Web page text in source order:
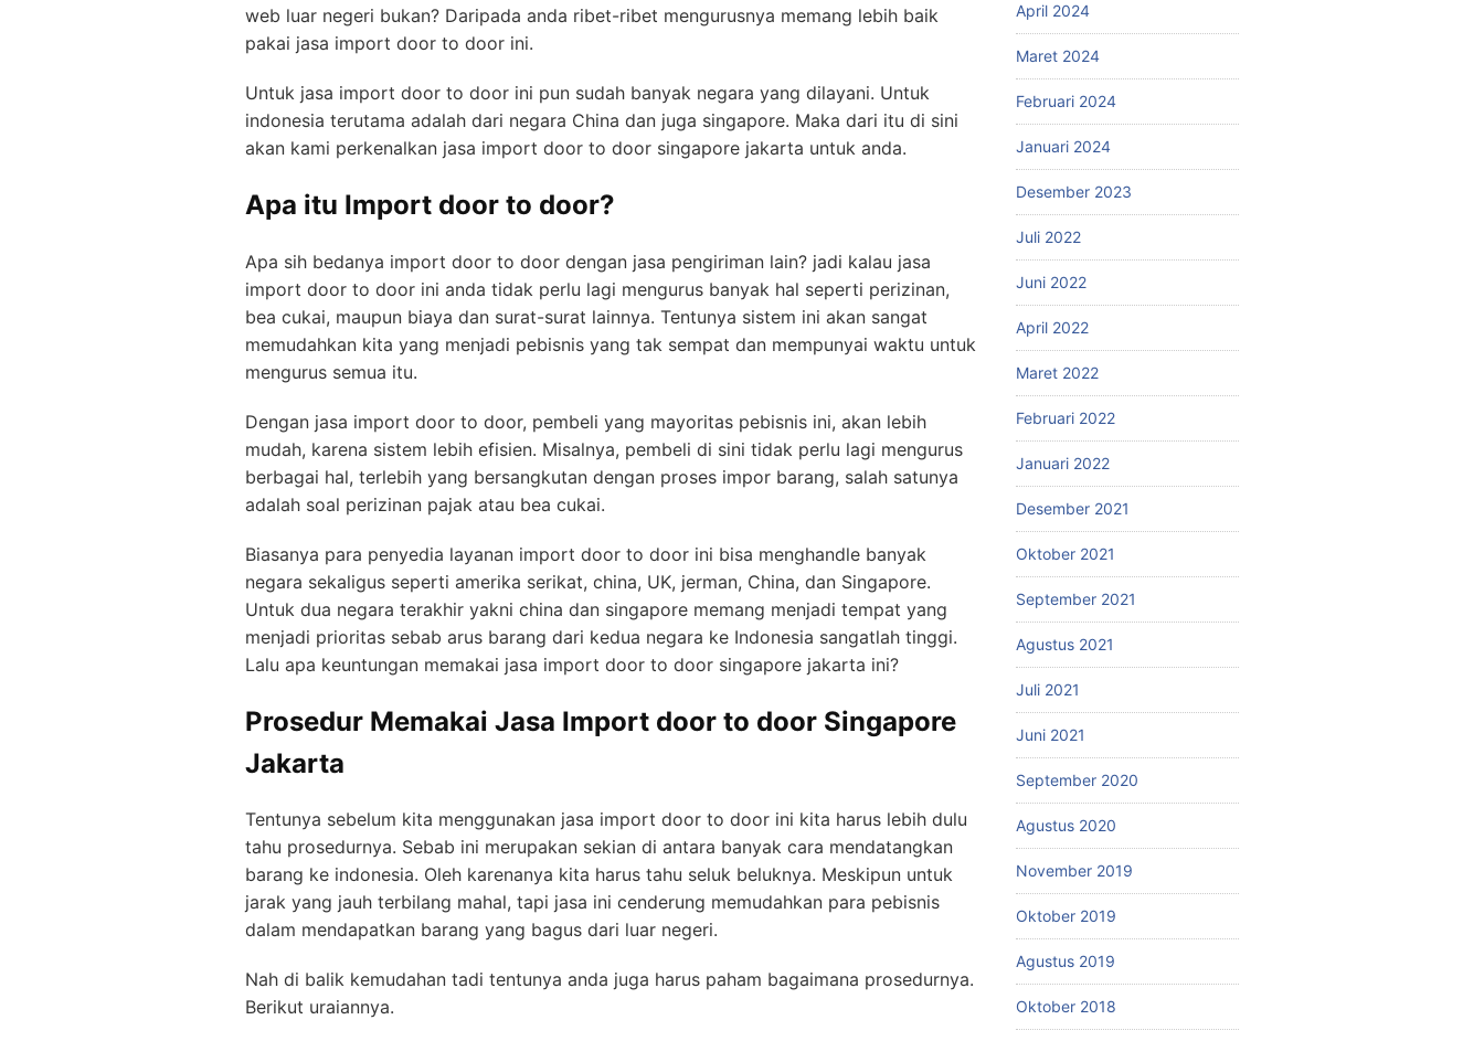
web luar negeri bukan? Daripada anda ribet-ribet mengurusnya memang lebih baik
pakai jasa import door to door ini.
Untuk jasa import door to door ini pun sudah banyak negara yang dilayani. Untuk
indonesia terutama adalah dari negara China dan juga singapore. Maka dari itu di sini
akan kami perkenalkan jasa import door to door singapore jakarta untuk anda.
Apa itu Import door to door?
Apa sih bedanya import door to door dengan jasa pengiriman lain? jadi kalau jasa
import door to door ini anda tidak perlu lagi mengurus banyak hal seperti perizinan,
bea cukai, maupun biaya dan surat-surat lainnya. Tentunya sistem ini akan sangat
memudahkan kita yang menjadi pebisnis yang tak sempat dan mempunyai waktu untuk
mengurus semua itu.
Dengan jasa import door to door, pembeli yang mayoritas pebisnis ini, akan lebih
mudah, karena sistem lebih efisien. Misalnya, pembeli di sini tidak perlu lagi mengurus
berbagai hal, terlebih yang bersangkutan dengan proses impor barang, salah satunya
adalah soal perizinan pajak atau bea cukai.
Biasanya para penyedia layanan import door to door ini bisa menghandle banyak
negara sekaligus seperti amerika serikat, china, UK, jerman, China, dan Singapore.
Untuk dua negara terakhir yakni china dan singapore memang menjadi tempat yang
menjadi prioritas sebab arus barang dari kedua negara ke Indonesia sangatlah tinggi.
Lalu apa keuntungan memakai jasa import door to door singapore jakarta ini?
Prosedur Memakai Jasa Import door to door Singapore
Jakarta
Tentunya sebelum kita menggunakan jasa import door to door ini kita harus lebih dulu
tahu prosedurnya. Sebab ini merupakan sekian di antara banyak cara mendatangkan
barang ke indonesia. Oleh karenanya kita harus tahu seluk beluknya. Meskipun untuk
jarak yang jauh terbilang mahal, tapi jasa ini cenderung memudahkan para pebisnis
dalam mendapatkan barang yang bagus dari luar negeri.
Nah di balik kemudahan tadi tentunya anda juga harus paham bagaimana prosedurnya.
Berikut uraiannya.
April 2024
Maret 2024
Februari 2024
Januari 2024
Desember 2023
Juli 2022
Juni 2022
April 2022
Maret 2022
Februari 2022
Januari 2022
Desember 2021
Oktober 2021
September 2021
Agustus 2021
Juli 2021
Juni 2021
September 2020
Agustus 2020
November 2019
Oktober 2019
Agustus 2019
Oktober 2018